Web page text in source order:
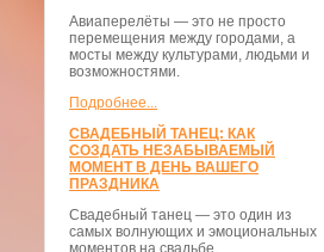
Авиаперелёты — это не просто
перемещения между городами, а
мосты между культурами, людьми и
возможностями.
Подробнее...
СВАДЕБНЫЙ ТАНЕЦ: КАК
СОЗДАТЬ НЕЗАБЫВАЕМЫЙ
МОМЕНТ В ДЕНЬ ВАШЕГО
ПРАЗДНИКА
Свадебный танец — это один из
самых волнующих и эмоциональных
моментов на свадьбе.